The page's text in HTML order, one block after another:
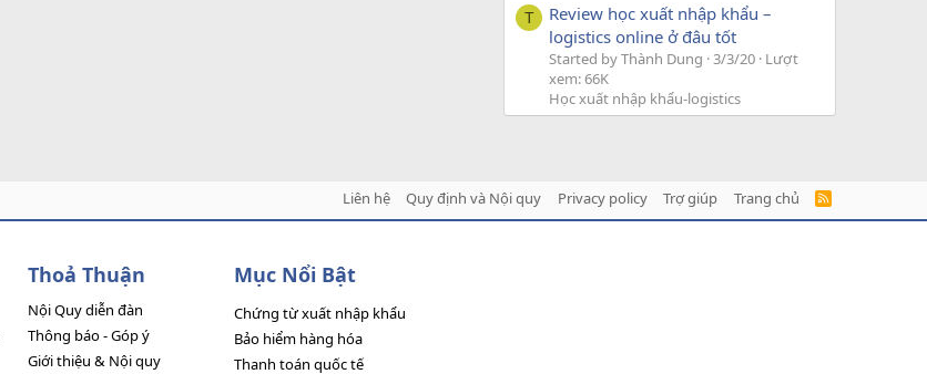
T
Review học xuất nhập khẩu –
logistics online ở đâu tốt
Started by Thành Dung 3/3/20 Lượt
xem: 66K
Học xuất nhập khẩu-logistics
Liên hệ Quy định và Nội quy Privacy policy Trợ giúp Trang chủ
R
Thoả Thuận
Nội Quy diễn đàn
Thông báo - Góp ý
Giới thiệu & Nội quy
Mục Nổi Bật
Chứng từ xuất nhập khẩu
Bảo hiểm hàng hóa
Thanh toán quốc tế